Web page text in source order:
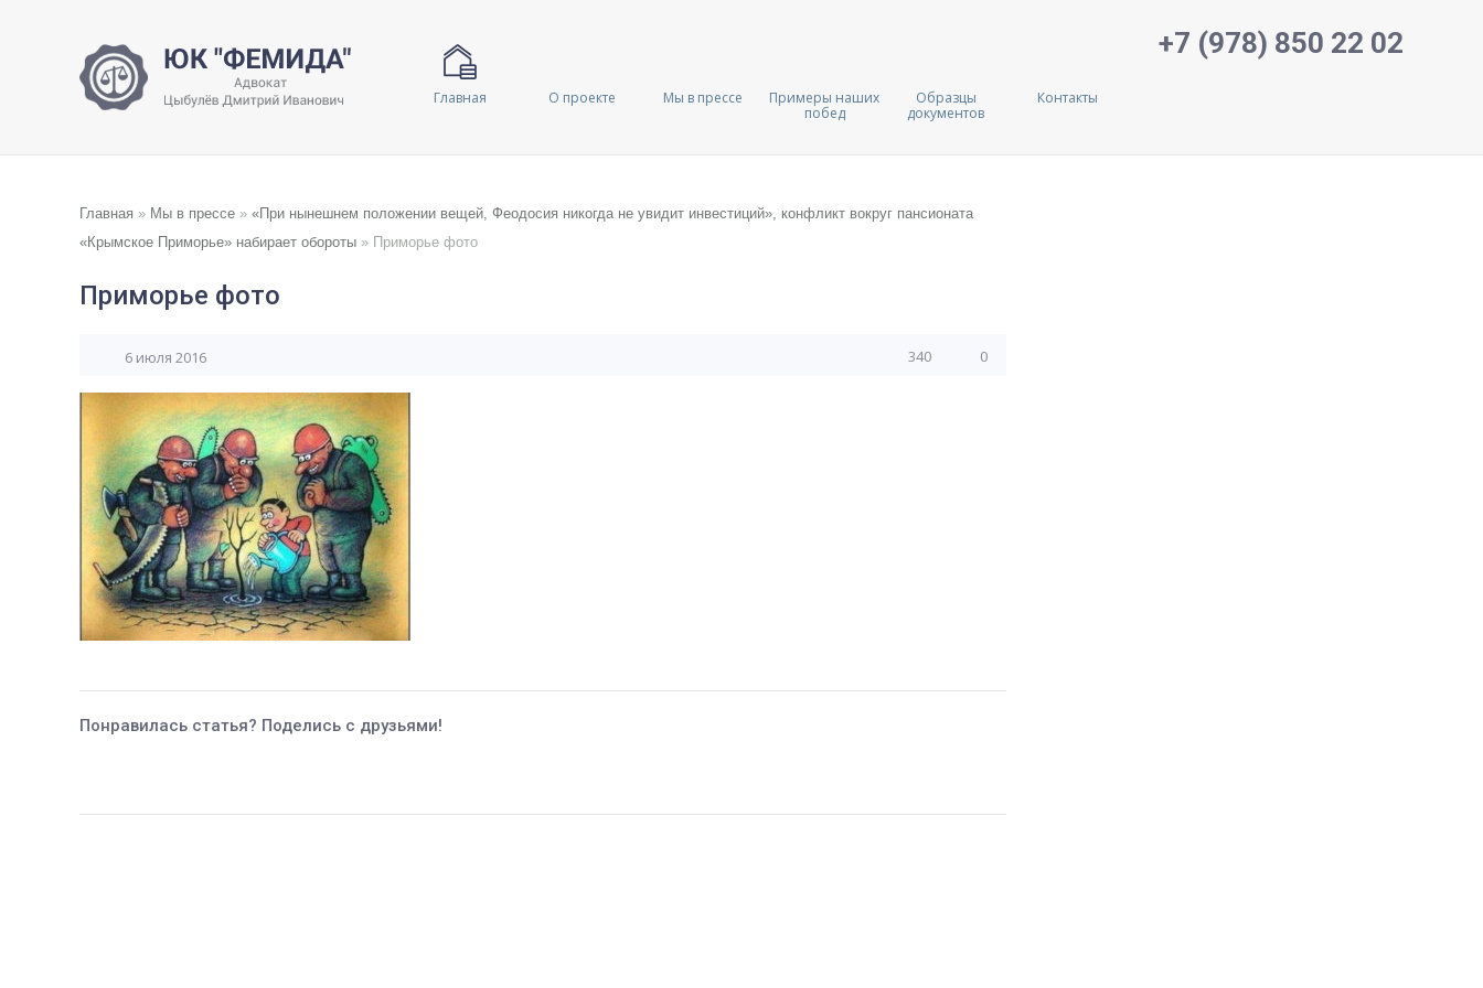
Главная О проекте Мы в прессе
Примеры наших
побед
Образцы
документов
Контакты
+7 (978) 850 22 02
Главная » Мы в прессе » «При нынешнем положении вещей, Феодосия никогда не увидит инвестиций», конфликт вокруг пансионата
«Крымское Приморье» набирает обороты » Приморье фото
Приморье фото
6 июля 2016 0
340
Понравилась статья? Поделись с друзьями!